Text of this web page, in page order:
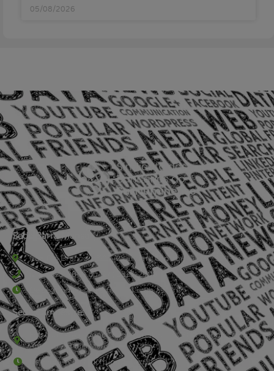
05/08/2026
Sede Barra Mansa
Rua Rio Branco, nº107 (2º andar), Centro - Cep: 27.330-030
(24) 3323-2848 ou (24) 3323-2500
De segunda à sexta-feira , das 9h às 17h.
Sede Campestre:
Estrada Governador Chagas Freitas – 3.780 – Colônia Santo
Antônio – Barra Mansa
De terça-feira a domingo, das 9h às 17h